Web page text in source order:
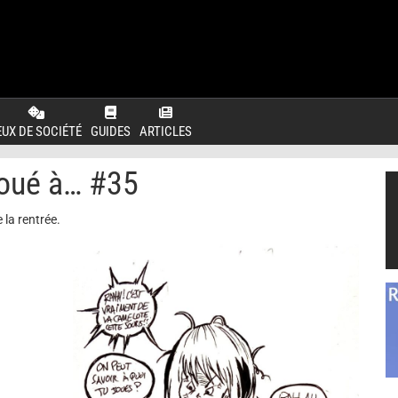
DE SOCIÉTÉ GUIDES ARTICLES
à… #35
la rentrée.